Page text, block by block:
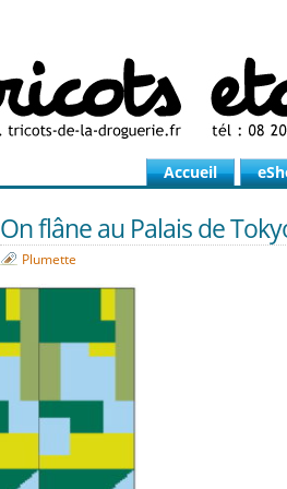
Accueil
On flâne au Palais de
Plumette